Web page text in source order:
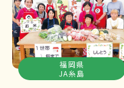
福岡県
JA糸島